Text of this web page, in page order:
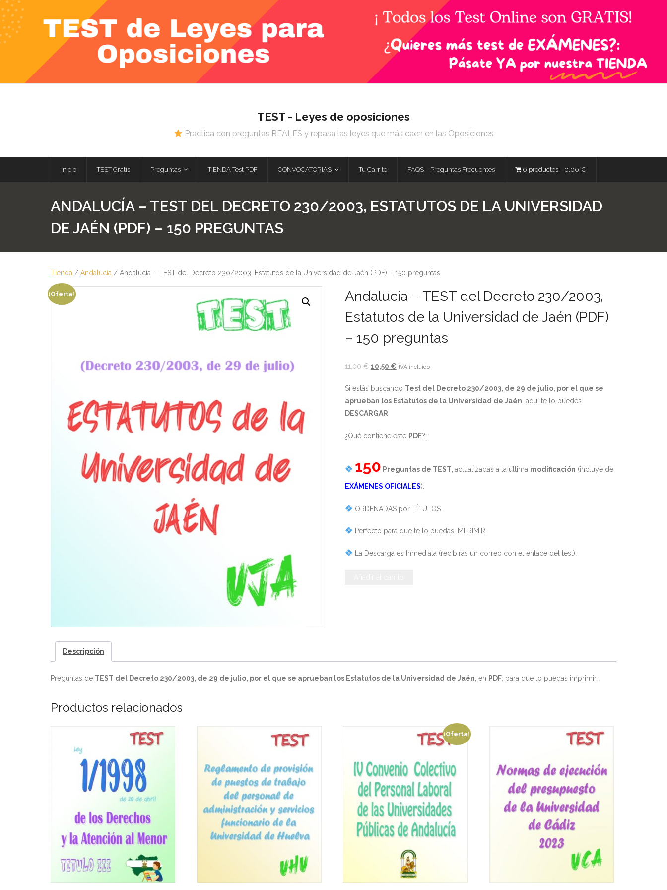
Skip
to
content
TEST - Leyes de oposiciones
Practica con preguntas REALES y repasa las leyes que más caen en las Oposiciones
Inicio TEST Gratis Preguntas TIENDA Test PDF CONVOCATORIAS Tu Carrito FAQS – Preguntas Frecuentes 0 productos 0,00 €
ANDALUCÍA – TEST DEL DECRETO 230/2003, ESTATUTOS DE LA UNIVERSIDAD
DE JAÉN (PDF) – 150 PREGUNTAS
Tienda / Andalucía / Andalucía – TEST del Decreto 230/2003, Estatutos de la Universidad de Jaén (PDF) – 150 preguntas
¡Oferta!
Andalucía – TEST del Decreto 230/2003,
Estatutos de la Universidad de Jaén (PDF)
– 150 preguntas
11,00€ El
original
era:
11,00 €.
10,50 €El
actual
es:
IVA incluido
Si estás buscando Test del Decreto 230/2003, de 29 de julio, por el que se
aprueban los Estatutos de la Universidad de Jaén , aquí te lo puedes
DESCARGAR
¿Qué contiene este PDF?:
150 Preguntas de TEST, actualizadas a la última modificación (incluye de
EXÁMENES OFICIALES).
ORDENADAS por TÍTULOS.
Perfecto para que te lo puedas IMPRIMIR.
La Descarga es Inmediata (recibirás un correo con el enlace del test).
de
la
preguntas
cantidad
Descripción
Preguntas de TEST del Decreto 230/2003, de 29 de julio, por el que se aprueban los Estatutos de la Universidad de Jaén, en PDF, para que lo puedas imprimir.
Productos relacionados
¡Oferta!